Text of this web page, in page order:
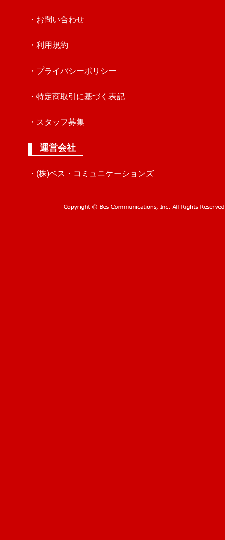
・お問い合わせ
・利用規約
・プライバシーポリシー
・特定商取引に基づく表記
・スタッフ募集
運営会社
・(株)ベス・コミュニケーションズ